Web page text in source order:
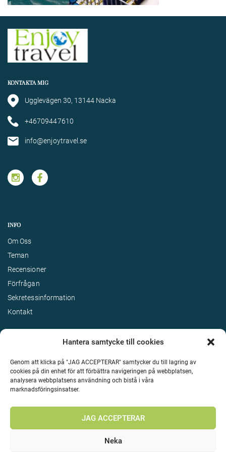
Hantera samtycke till cookies
Genom att klicka på "JAG ACCEPTERAR" samtycker du till lagring av
cookies på din enhet för att förbättra navigeringen på webbplatsen,
analysera webbplatsens användning och bistå i våra
marknadsföringsinsatser.
JAG ACCEPTERAR
Neka
KONTAKTA MIG
Ugglevägen 30, 13144 Nacka
+46709447610
info@enjoytravel.se
INFO
Om Oss
Teman
Recensioner
Förfrågan
Sekretessinformation
Kontakt
Upphovsrätt 2026 Enjoy Travel Alla rättigheter reserverade